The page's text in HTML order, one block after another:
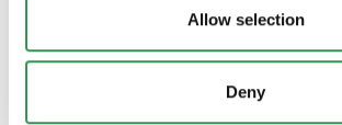
Allow selection
Deny
Kanton Appenzell
Gründen Sie Ihre